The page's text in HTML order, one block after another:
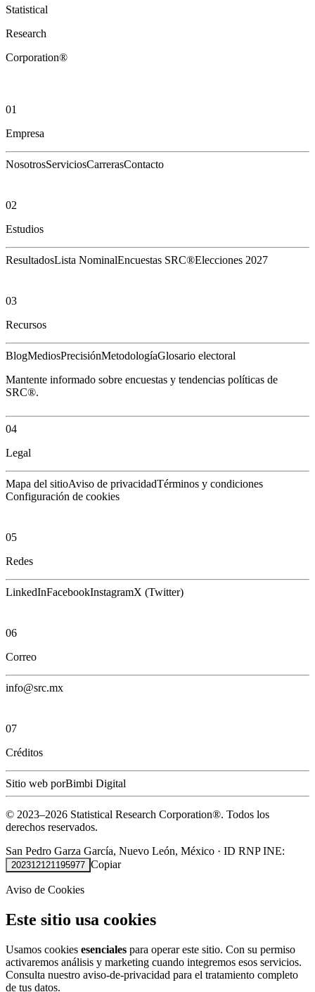
Statistical
Research
Corporation®
01
Empresa
NosotrosServiciosCarrerasContacto
02
Estudios
ResultadosLista NominalEncuestas SRC®Elecciones 2027
03
Recursos
BlogMediosPrecisiónMetodologíaGlosario electoral
Mantente informado sobre encuestas y tendencias políticas de
SRC®.
04
Legal
Mapa del sitioAviso de privacidadTérminos y condiciones
Configuración de cookies
05
Redes
LinkedInFacebookInstagramX (Twitter)
06
Correo
info@src.mx
07
Créditos
Sitio web porBimbi Digital
© 2023–2026 Statistical Research Corporation®. Todos los
derechos reservados.
San Pedro Garza García, Nuevo León, México · ID RNP INE:
202312121195977 Copiar
Aviso de Cookies
Este sitio usa cookies
Usamos cookies esenciales para operar este sitio. Con su permiso
activaremos análisis y marketing cuando integremos esos servicios.
Consulta nuestro aviso-de-privacidad para el tratamiento completo
de tus datos.